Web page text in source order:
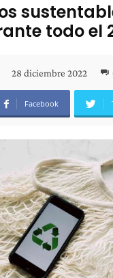
todo el
28 diciembre 2022
Facebook